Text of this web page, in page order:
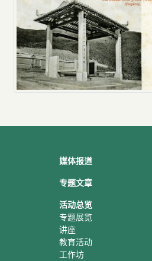
媒体报道
专题文章
活动总览
专题展览
讲座
教育活动
工作坊